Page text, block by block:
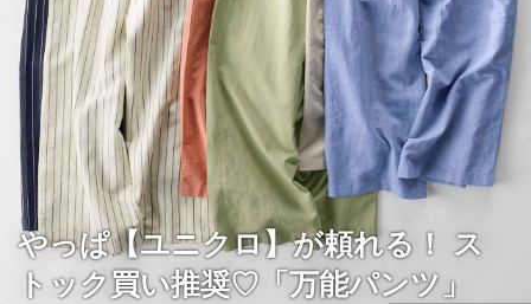
やっぱ【ユニクロ】が頼れる！ ス
トック買い推奨♡「万能パンツ」